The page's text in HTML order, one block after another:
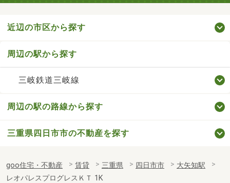
近辺の市区から探す
周辺の駅から探す
三岐鉄道三岐線
周辺の駅の路線から探す
三重県四日市市の不動産を探す
goo住宅・不動産 賃貸 三重県 四日市市
大矢知駅
レオパレスプログレスＫＴ 1K